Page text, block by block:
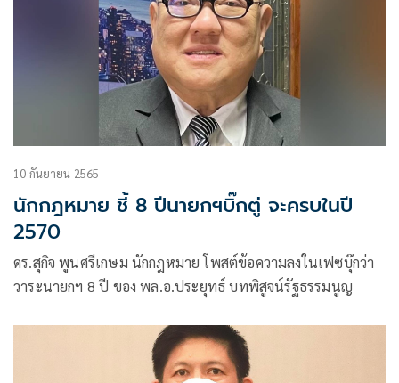
10 กันยายน 2565
นักกฎหมาย ชี้ 8 ปีนายกฯบิ๊กตู่ จะครบในปี
2570
ดร.สุกิจ พูนศรีเกษม นักกฎหมาย โพสต์ข้อความลงในเฟซบุ๊กว่า
วาระนายกฯ 8 ปี ของ พล.อ.ประยุทธ์ บทพิสูจน์รัฐธรรมนูญ